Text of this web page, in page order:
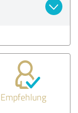
Empfehlung